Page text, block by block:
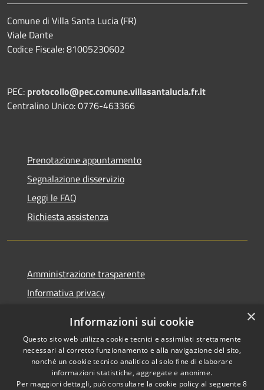
Comune di Villa Santa Lucia (FR)
Viale Dante
Codice Fiscale: 81005230602
PEC: protocollo@pec.comune.villasantalucia.fr.it
Centralino Unico: 0776-463366
Prenotazione appuntamento
Segnalazione disservizio
Leggi le FAQ
Richiesta assistenza
Amministrazione trasparente
Informativa privacy
Dichiarazione di accessibilità
×
Informazioni sui cookie
Questo sito web utilizza cookie tecnici e assimilati strettamente
necessari al corretto funzionamento e alla navigazione del sito,
nonché un cookie tecnico analitico al solo fine di elaborare
informazioni statistiche, aggregate e anonime.
Per maggiori dettagli, può consultare la cookie policy al seguente8